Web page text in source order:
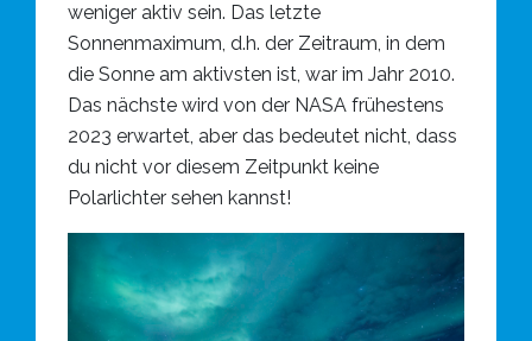
weniger aktiv sein. Das letzte
Sonnenmaximum, d.h. der Zeitraum, in dem
die Sonne am aktivsten ist, war im Jahr 2010.
Das nächste wird von der NASA frühestens
2023 erwartet, aber das bedeutet nicht, dass
du nicht vor diesem Zeitpunkt keine
Polarlichter sehen kannst!